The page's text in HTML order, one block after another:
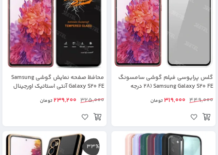
گلس پرایوسی فیلم گوشی سامسونگ
Samsung Galaxy S20 FE (28 درجه
449,000
319,000تومان
محافظ صفحه نمایش گوشی Samsung
Galaxy S20 FE آنتی استاتیک اورجینال
325,000
239,200تومان
33%